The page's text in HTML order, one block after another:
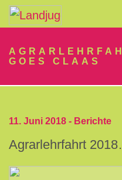
LOGIN
Passwort
-
GOES CLAAS
11. Juni 2018 - Berichte
Agrarlehrfahrt